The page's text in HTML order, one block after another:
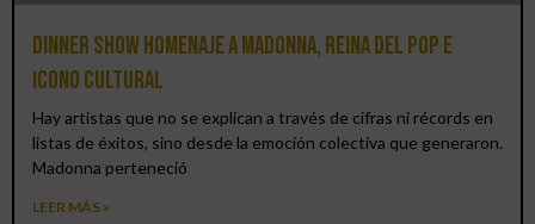
Dinner Show homenaje a Madonna, reina del pop e
icono cultural
Hay artistas que no se explican a través de cifras ni récords en
listas de éxitos, sino desde la emoción colectiva que generaron.
Madonna perteneció
LEER MÁS »